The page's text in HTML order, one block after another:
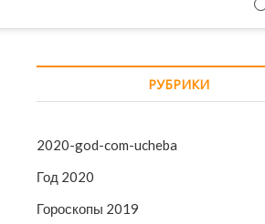
РУБРИКИ
2020-god-com-ucheba
Год 2020
Гороскопы 2019